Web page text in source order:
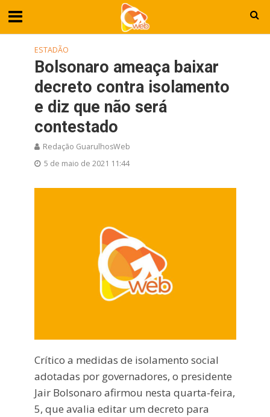
ESTADÃO
Bolsonaro ameaça baixar
decreto contra isolamento
e diz que não será
contestado
Redação GuarulhosWeb
5 de maio de 2021 11:44
Crítico a medidas de isolamento social
adotadas por governadores, o presidente
Jair Bolsonaro afirmou nesta quarta-feira,
5, que avalia editar um decreto para